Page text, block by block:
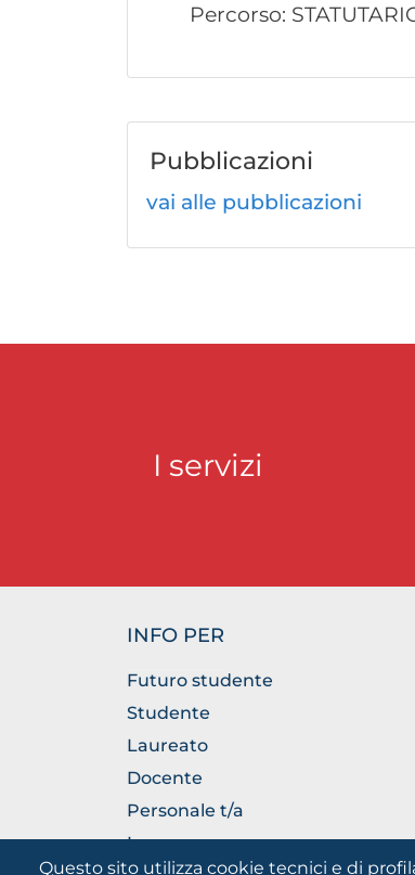
Percorso:
Pubblicazioni
vai alle pubblicazioni
Questo sito utilizza cookie tecnici e di
I servizi
INFO PER
Futuro studente
Studente
Laureato
Docente
Personale t/a
Imprese